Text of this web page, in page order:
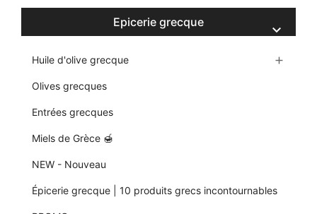
Epicerie grecque 
Huile d'olive grecque 
Olives grecques
Entrées grecques
Miels de Grèce 🍯
NEW - Nouveau
Épicerie grecque | 10 produits grecs incontournables